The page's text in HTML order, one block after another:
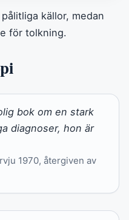
källor, medan
för tolkning.
bok om en stark
diagnoser, hon är
1970, återgiven av